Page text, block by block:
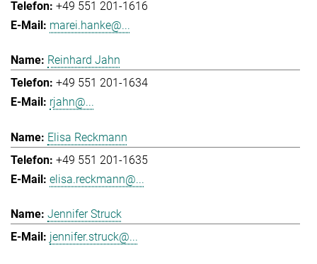
+49 551 201-1616
marei.hanke@...
Reinhard Jahn
+49 551 201-1634
rjahn@...
Elisa Reckmann
+49 551 201-1635
elisa.reckmann@...
Jennifer Struck
jennifer.struck@...